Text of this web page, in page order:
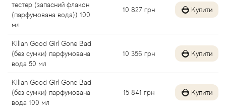
тестер (запасний флакон
(парфумована вода)) 100
мл
10 827 грн Купити
Kilian Good Girl Gone Bad
(без сумки) парфумована
вода 50 мл
10 356 грн Купити
Kilian Good Girl Gone Bad
(без сумки) парфумована
вода 100 мл
15 841 грн Купити
Al Jazeera
Alaia Paris
Alexander McQueen
Alexandre Barthet